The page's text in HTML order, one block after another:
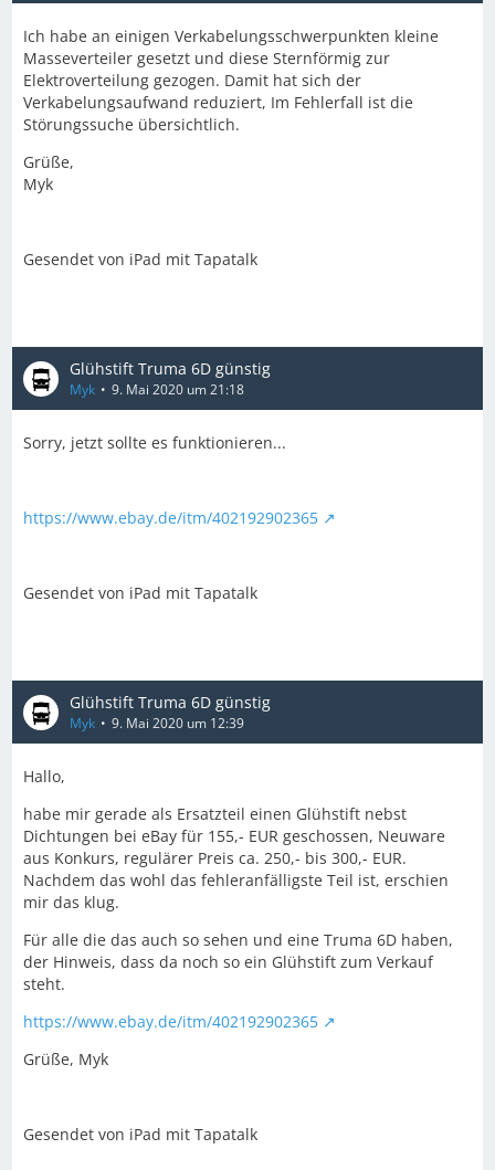
Ich habe an einigen Verkabelungsschwerpunkten kleine
Masseverteiler gesetzt und diese Sternförmig zur
Elektroverteilung gezogen. Damit hat sich der
Verkabelungsaufwand reduziert, Im Fehlerfall ist die
Störungssuche übersichtlich.
Grüße,
Myk
Gesendet von iPad mit Tapatalk
Glühstift Truma 6D günstig
Myk 9. Mai 2020 um 21:18
Sorry, jetzt sollte es funktionieren...
https://www.ebay.de/itm/402192902365
Gesendet von iPad mit Tapatalk
Glühstift Truma 6D günstig
Myk 9. Mai 2020 um 12:39
Hallo,
habe mir gerade als Ersatzteil einen Glühstift nebst
Dichtungen bei eBay für 155,- EUR geschossen, Neuware
aus Konkurs, regulärer Preis ca. 250,- bis 300,- EUR.
Nachdem das wohl das fehleranfälligste Teil ist, erschien
mir das klug.
Für alle die das auch so sehen und eine Truma 6D haben,
der Hinweis, dass da noch so ein Glühstift zum Verkauf
steht.
https://www.ebay.de/itm/402192902365
Grüße, Myk
Gesendet von iPad mit Tapatalk